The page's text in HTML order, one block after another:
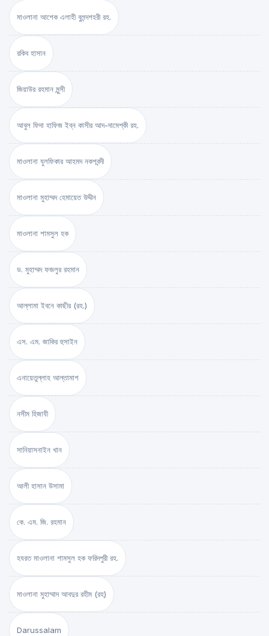
মাওলানা আশেক এলাহী বুলন্দশহরী রহ.
রকিব হাসান
জিয়াউর রহমান মুন্সী
আবুল ফিদা হাফিজ ইব্‌ন কাসীর আদ-দামেশ্‌কী রহ.
মাওলানা যুলফিকার আহমদ নকশবন্দী
মাওলানা মুহাম্মদ হেমায়েত উদ্দীন
মাওলানা শামসুল হক
ড. মুহাম্মদ ফজলুর রহমান
আল্লামা ইবনে কাছীর (রহ.)
এস. এম. জাকির হুসাইন
এনায়েতুল্লাহ আল্‌তামাশ
নসীম হিজাযী
সানিয়াসনাইন খান
আলী হাসান উসামা
কে. এম. জি. রহমান
হযরত মাওলানা শামসুল হক ফরিদপুরী রহ.
মাওলানা মুহাম্মাদ আবদুর রহীম (রহ)
Darussalam